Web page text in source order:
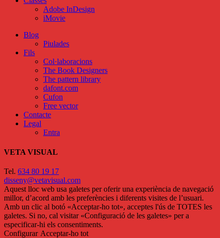
Adobe InDesign
iMovie
Blog
Piulades
Fils
Col·laboracions
The Book Designers
The pattern library
dafont.com
Cufon
Free vector
Contacte
Legal
Entra
VETA VISUAL
Tel. 634 80 19 17
disseny@vetavisual.com
Aquest lloc web usa galetes per oferir una experiència de navegació
millor, d’acord amb les preferències i diferents visites de l’usuari.
Amb un clic al botó «Acceptar-ho tot», acceptes l'ús de TOTES les
galetes. Si no, cal visitar «Configuració de les galetes» per a
especificar-hi els consentiments.
Configurar Acceptar-ho tot